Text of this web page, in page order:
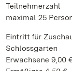
Teilnehmerzahl
maximal 25
Eintritt für
Schlossgarten
Erwachsene 9,00